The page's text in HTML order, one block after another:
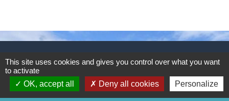
CONTACTS
Commune de Mittainville
5 rue de la Mairie
This site uses cookies and gives you control over what you want
to activate
OK, accept all
Deny all cookies Personalize